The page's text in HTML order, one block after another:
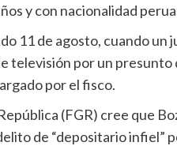
y con nacionalidad
11 de agosto, cuando
televisión por un presunto
por el fisco.
(FGR) cree que
de “depositario infiel”